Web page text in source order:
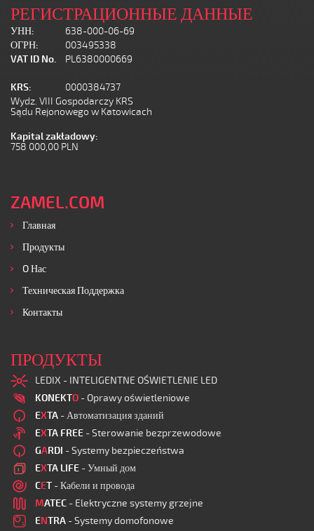
РЕГИСТРАЦИОННЫЕ ДАННЫЕ
УНН:
638-000-06-69
ОГРН:
003495338
VAT ID No.
PL6380000669
KRS:
0000384737
Wydz. VIII Gospodarczy KRS
Sądu Rejonowego w Katowicach
Kapital zakładowy:
758 000,00 PLN
ZAMEL.COM
Главная
Продукты
O Нас
Техническая Поддержка
Контакты
ПРОДУКТЫ
LEDIX - INTELIGENTNE OŚWIETLENIE LED
KONEKTO - Oprawy oświetleniowe
EXTA - Автоматизация зданий
EXTA FREE - Sterowanie bezprzewodowe
GARDI - Systemy bezpieczeństwa
EXTA LIFE - Умный дом
CET - Кабели и провода
MATEC - Elektryczne systemy grzejne
ENTRA - Systemy domofonowe